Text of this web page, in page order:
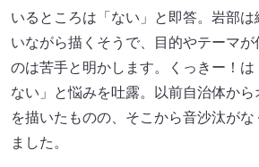
いるところは「ない」と即答。岩部
いながら描くそうで、目的やテーマが
のは苦手と明かします。くっきー！
ない」と悩みを吐露。以前自治体か
を描いたものの、そこから音沙汰が
ました。